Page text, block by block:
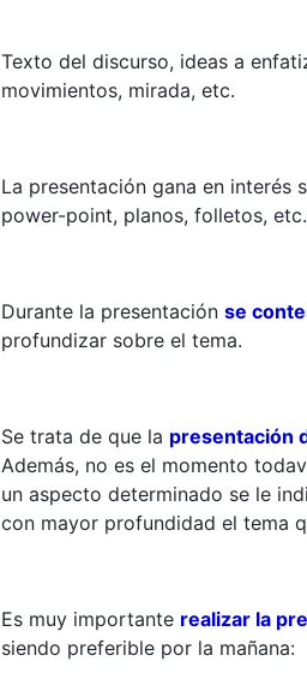
Texto del discurso, ideas a
movimientos, mirada, etc.
La presentación gana en interés
power-point, planos, folletos,
Durante la presentación se
profundizar sobre el tema.
Se trata de que la presentación
Además, no es el momento
un aspecto determinado se le
con mayor profundidad el tema
Es muy importante realizar la
siendo preferible por la mañana: